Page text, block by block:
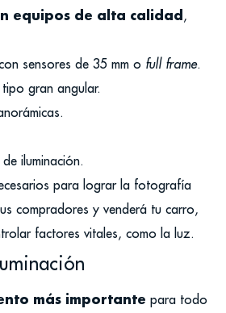
equipos de alta calidad ,
sensores de 35 mm o full frame.
gran angular.
de iluminación.
para lograr la fotografía
compradores y venderá tu carro,
factores vitales, como la luz.
más importante para todo